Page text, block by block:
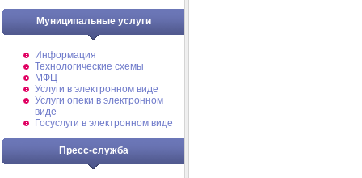
Муниципальные услуги
Информация
Технологические схемы
МФЦ
Услуги в электронном виде
Услуги опеки в электронном
виде
Госуслуги в электронном виде
Пресс-служба